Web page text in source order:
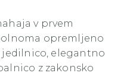
v prvem
opremljeno
jedilnico, elegantno
z zakonsko